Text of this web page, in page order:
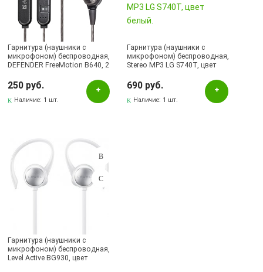
Гарнитура (наушники с
микрофоном) беспроводная,
DEFENDER FreeMotion B640, 2
черный | Последняя цена
250 руб.
Наличие: 1 шт.
Гарнитура (наушники с
микрофоном) беспроводная,
Stereo MP3 LG S740T, цвет
690 руб.
Наличие: 1 шт.
Гарнитура (наушники с
микрофоном) беспроводная,
Level Active BG930, цвет